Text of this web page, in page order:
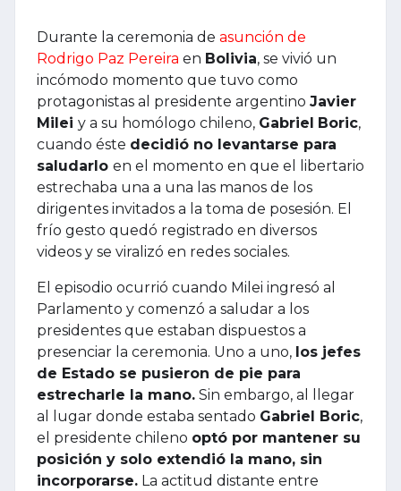
Durante la ceremonia de asunción de
Rodrigo Paz Pereira en Bolivia, se vivió un
incómodo momento que tuvo como
protagonistas al presidente argentino Javier
Milei y a su homólogo chileno, Gabriel Boric,
cuando éste decidió no levantarse para
saludarlo en el momento en que el libertario
estrechaba una a una las manos de los
dirigentes invitados a la toma de posesión. El
frío gesto quedó registrado en diversos
videos y se viralizó en redes sociales.
El episodio ocurrió cuando Milei ingresó al
Parlamento y comenzó a saludar a los
presidentes que estaban dispuestos a
presenciar la ceremonia. Uno a uno, los jefes
de Estado se pusieron de pie para
estrecharle la mano. Sin embargo, al llegar
al lugar donde estaba sentado Gabriel Boric,
el presidente chileno optó por mantener su
posición y solo extendió la mano, sin
incorporarse. La actitud distante entre